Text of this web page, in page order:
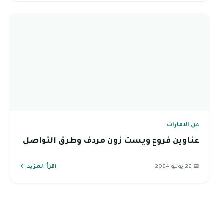
عن الامارات
عناوين فروع ويست زون مردف وطرق التواصل
📅 22 يوليو 2024 اقرأ المزيد ←